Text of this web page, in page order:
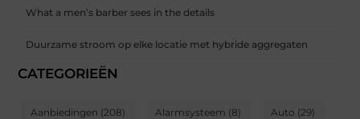
What a men’s barber sees in the details
Duurzame stroom op elke locatie met hybride aggregaten
CATEGORIEËN
Aanbiedingen (208) Alarmsysteem (8) Auto (29)